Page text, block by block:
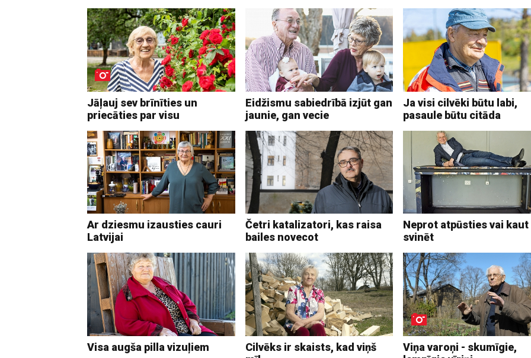
Jāļauj sev brīnīties un
priecāties par visu
Eidžismu sabiedrībā izjūt gan
jaunie, gan vecie
Ja visi cilvēki būtu labi,
pasaule būtu citāda
Ar dziesmu izausties cauri
Latvijai
Četri katalizatori, kas raisa
bailes novecot
Neprot atpūsties vai kaut
svinēt
Visa augša pilla vizuļiem
Cilvēks ir skaists, kad viņš
Viņa varoņi - skumīgie,